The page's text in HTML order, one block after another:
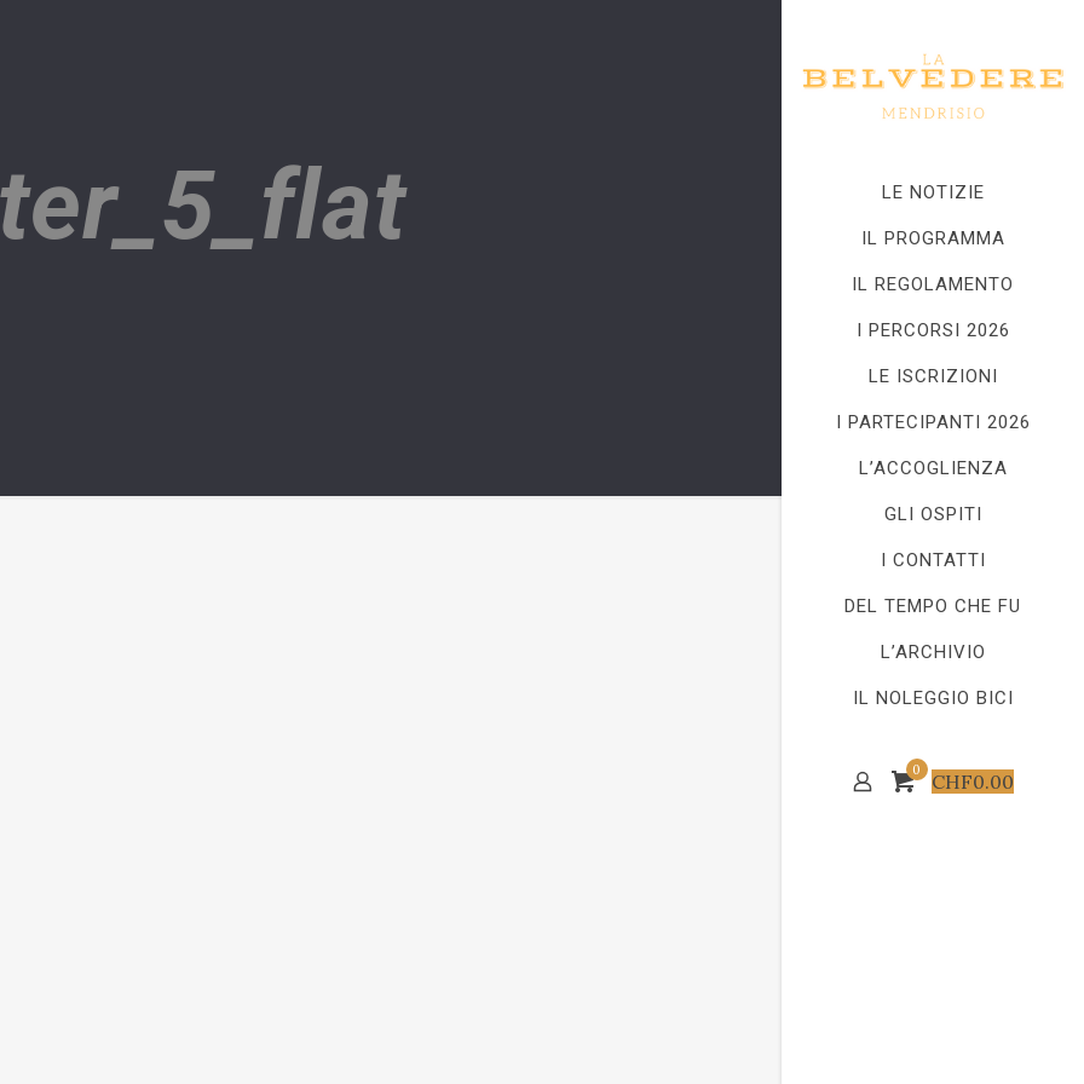
LE NOTIZIE
IL PROGRAMMA
IL REGOLAMENTO
I PERCORSI 2026
LE ISCRIZIONI
I PARTECIPANTI 2026
L’ACCOGLIENZA
GLI OSPITI
I CONTATTI
DEL TEMPO CHE FU
L’ARCHIVIO
IL NOLEGGIO BICI
0 CHF0.00